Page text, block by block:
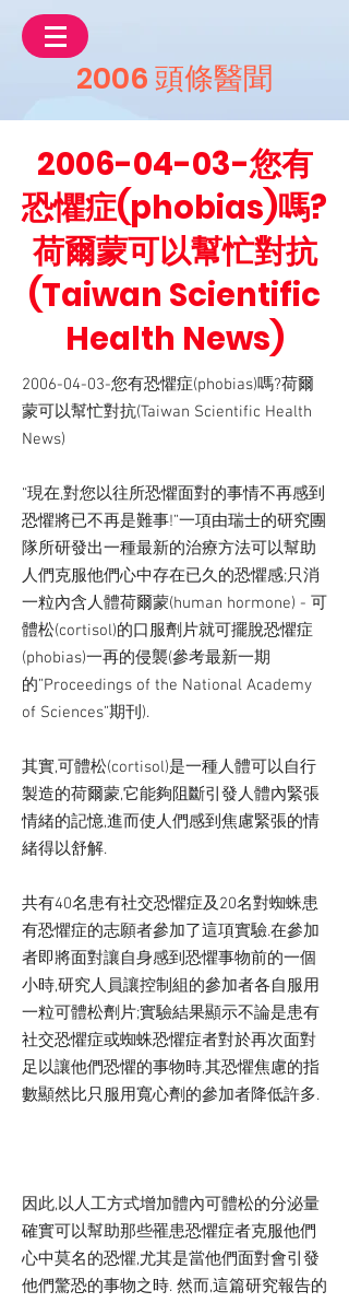
2006 頭條醫聞
2006-04-03-您有
恐懼症(phobias)嗎?
荷爾蒙可以幫忙對抗
(Taiwan Scientific
Health News)
2006-04-03-您有恐懼症(phobias)嗎?荷爾
蒙可以幫忙對抗(Taiwan Scientific Health
News)
“現在,對您以往所恐懼面對的事情不再感到
恐懼將已不再是難事!”一項由瑞士的研究團
隊所研發出一種最新的治療方法可以幫助
人們克服他們心中存在已久的恐懼感;只消
一粒內含人體荷爾蒙(human hormone) - 可
體松(cortisol)的口服劑片就可擺脫恐懼症
(phobias)一再的侵襲(參考最新一期
的”Proceedings of the National Academy
of Sciences”期刊).
其實,可體松(cortisol)是一種人體可以自行
製造的荷爾蒙,它能夠阻斷引發人體內緊張
情緒的記憶,進而使人們感到焦慮緊張的情
緒得以舒解.
共有40名患有社交恐懼症及20名對蜘蛛患
有恐懼症的志願者參加了這項實驗.在參加
者即將面對讓自身感到恐懼事物前的一個
小時,研究人員讓控制組的參加者各自服用
一粒可體松劑片;實驗結果顯示不論是患有
社交恐懼症或蜘蛛恐懼症者對於再次面對
足以讓他們恐懼的事物時,其恐懼焦慮的指
數顯然比只服用寬心劑的參加者降低許多.
因此,以人工方式增加體內可體松的分泌量
確實可以幫助那些罹患恐懼症者克服他們
心中莫名的恐懼,尤其是當他們面對會引發
他們驚恐的事物之時. 然而,這篇研究報告的